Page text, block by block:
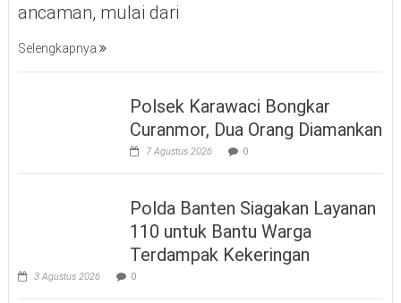
ancaman, mulai dari
Selengkapnya
Polsek Karawaci Bongkar
Curanmor, Dua Orang Diamankan
7 Agustus 2026 0
Polda Banten Siagakan Layanan
110 untuk Bantu Warga
Terdampak Kekeringan
3 Agustus 2026 0